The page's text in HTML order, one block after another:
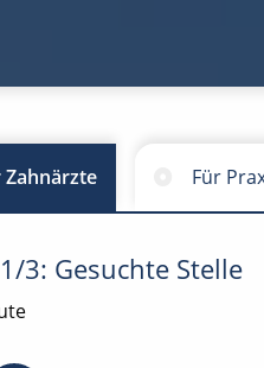
Zahnärzte Für
3: Gesuchte Stelle